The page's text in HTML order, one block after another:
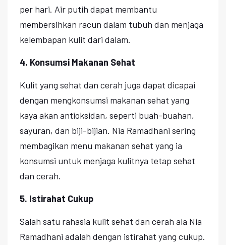
per hari. Air putih dapat membantu
membersihkan racun dalam tubuh dan menjaga
kelembapan kulit dari dalam.
4. Konsumsi Makanan Sehat
Kulit yang sehat dan cerah juga dapat dicapai
dengan mengkonsumsi makanan sehat yang
kaya akan antioksidan, seperti buah-buahan,
sayuran, dan biji-bijian. Nia Ramadhani sering
membagikan menu makanan sehat yang ia
konsumsi untuk menjaga kulitnya tetap sehat
dan cerah.
5. Istirahat Cukup
Salah satu rahasia kulit sehat dan cerah ala Nia
Ramadhani adalah dengan istirahat yang cukup.